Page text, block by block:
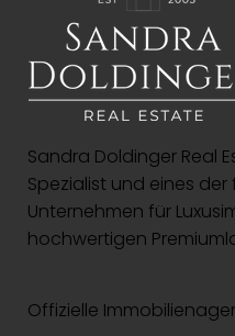
Sandra Doldinger Real
Spezialist und eines
Unternehmen für
hochwertigen
Offizielle